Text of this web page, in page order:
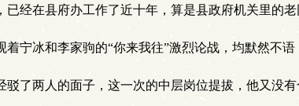
经在县府办工作了近十年，算是县政府机关里的老
宁冰和李家驹的“你来我往”激烈论战，均默然不语
了两人的面子，这一次的中层岗位提拔，他又没